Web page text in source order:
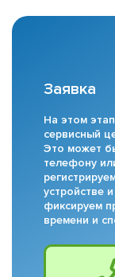
Заявка
На этом
сервисный
Это может
телефону
устройстве
фиксируем
времени и